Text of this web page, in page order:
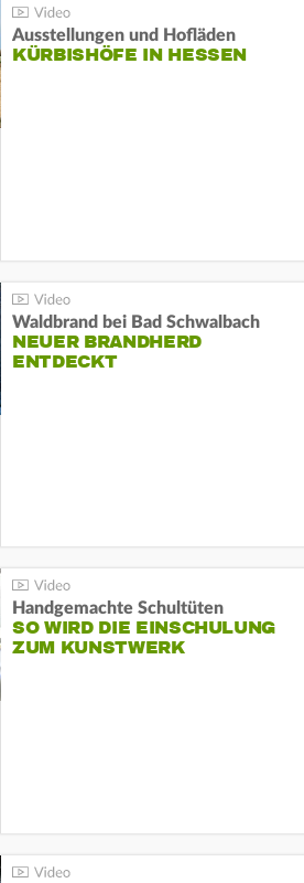
Ausstellungen und Hofläden
KÜRBISHÖFE IN HESSEN
Waldbrand bei Bad Schwalbach
NEUER BRANDHERD
ENTDECKT
Handgemachte Schultüten
SO WIRD DIE EINSCHULUNG
ZUM KUNSTWERK